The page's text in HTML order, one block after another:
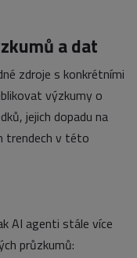
a dat
zdroje s konkrétními
výzkumy o
jejich dopadu na
trendech v této
AI agenti stále více
průzkumů: